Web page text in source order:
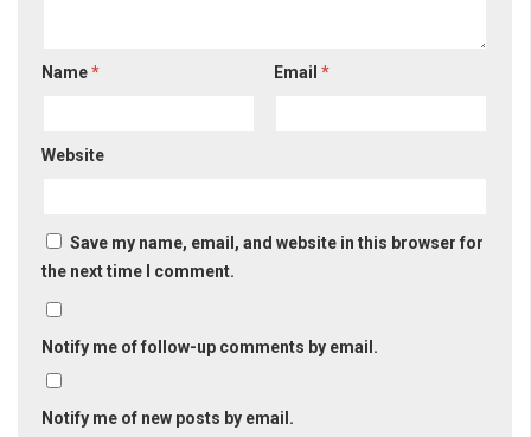
Name* Email*
Website
Save my name, email, and website in this browser for
the next time I comment.
Notify me of follow-up comments by email.
Notify me of new posts by email.